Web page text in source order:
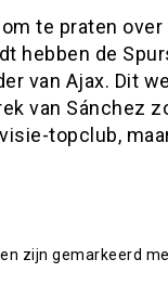
te praten over
hebben de
van Ajax. Dit
van Sánchez
topclub,
zijn gemarkeerd